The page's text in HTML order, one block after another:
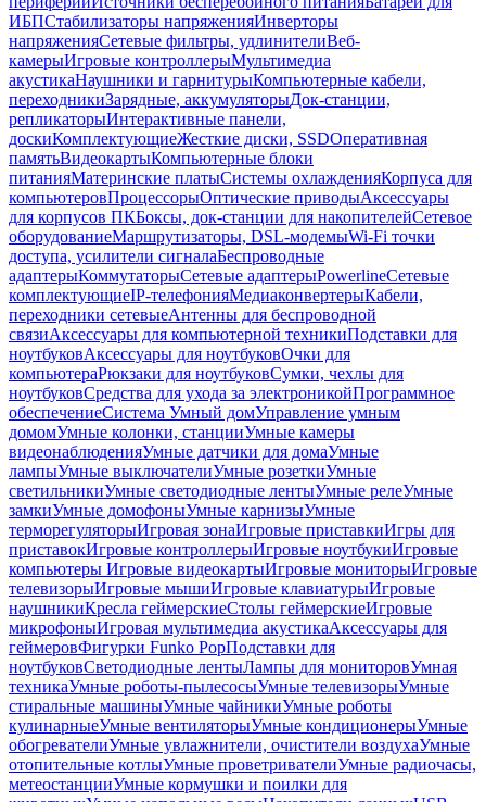
ИБПСтабилизаторы напряженияИнверторы
напряженияСетевые фильтры, удлинителиВеб-
камерыИгровые контроллерыМультимедиа
акустикаНаушники и гарнитурыКомпьютерные кабели,
переходникиЗарядные, аккумуляторыДок-станции,
репликаторыИнтерактивные панели,
доскиКомплектующиеЖесткие диски, SSDОперативная
памятьВидеокартыКомпьютерные блоки
питанияМатеринские платыСистемы охлажденияКорпуса для
компьютеровПроцессорыОптические приводыАксессуары
для корпусов ПКБоксы, док-станции для накопителейСетевое
оборудованиеМаршрутизаторы, DSL-модемыWi-Fi точки
доступа, усилители сигналаБеспроводные
адаптерыКоммутаторыСетевые адаптерыPowerlineСетевые
комплектующиеIP-телефонияМедиаконвертерыКабели,
переходники сетевыеАнтенны для беспроводной
связиАксессуары для компьютерной техникиПодставки для
ноутбуковАксессуары для ноутбуковОчки для
компьютераРюкзаки для ноутбуковСумки, чехлы для
ноутбуковСредства для ухода за электроникойПрограммное
обеспечениеСистема Умный домУправление умным
домомУмные колонки, станцииУмные камеры
видеонаблюденияУмные датчики для домаУмные
лампыУмные выключателиУмные розеткиУмные
светильникиУмные светодиодные лентыУмные релеУмные
замкиУмные домофоныУмные карнизыУмные
терморегуляторыИгровая зонаИгровые приставкиИгры для
приставокИгровые контроллерыИгровые ноутбукиИгровые
компьютеры Игровые видеокартыИгровые мониторыИгровые
телевизорыИгровые мышиИгровые клавиатурыИгровые
наушникиКресла геймерскиеСтолы геймерскиеИгровые
микрофоныИгровая мультимедиа акустикаАксессуары для
геймеровФигурки Funko PopПодставки для
ноутбуковСветодиодные лентыЛампы для мониторовУмная
техникаУмные роботы-пылесосыУмные телевизорыУмные
стиральные машиныУмные чайникиУмные роботы
кулинарныеУмные вентиляторыУмные кондиционерыУмные
обогревателиУмные увлажнители, очистители воздухаУмные
отопительные котлыУмные проветривателиУмные радиочасы,
метеостанцииУмные кормушки и поилки для